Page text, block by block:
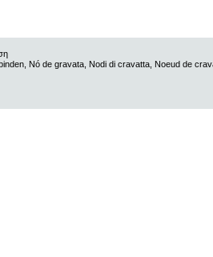
Nó de gravata Nodi di cravatta Noeud de